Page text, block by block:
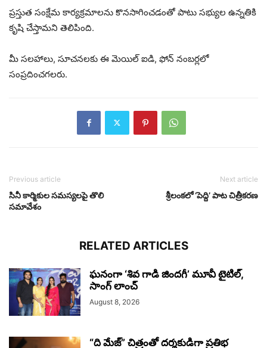
ప్రస్తుత సంక్షేమ కార్యక్రమాలను కొనసాగించడంతో పాటు సభ్యుల ఉన్నతికి
కృషి చేస్తామని తెలిపింది.
మీ సలహాలు, సూచనలకు ఈ మెయిల్ ఐడి, ఫోన్ నంబర్లలో
సంప్రదించగలరు.
Previous article
సినీ కార్మికుల సమస్యలపై తొలి
సమావేశం
Next article
శ్రీలంకలో ‘పెద్ది’ పాట చిత్రీకరణ
RELATED ARTICLES
ఘనంగా ‘శివ గాడి జింద‌గీ’ మూవీ టైటిల్,
సాంగ్ లాంచ్
August 8, 2026
“ది మేజ్” చిత్రంతో దర్శకుడిగా ప్రతిభ